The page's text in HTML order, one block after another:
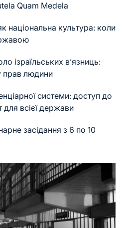
Quam Medela
національна культура: коли
ізраїльських в’язниць:
прав людини
системи: доступ до
для всієї держави
засідання з 6 по 10